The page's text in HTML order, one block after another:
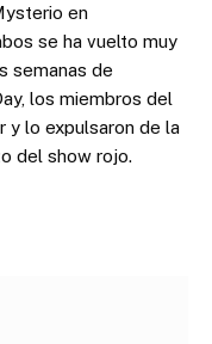
en
se ha vuelto muy
semanas de
los miembros del
y lo expulsaron de la
del show rojo.